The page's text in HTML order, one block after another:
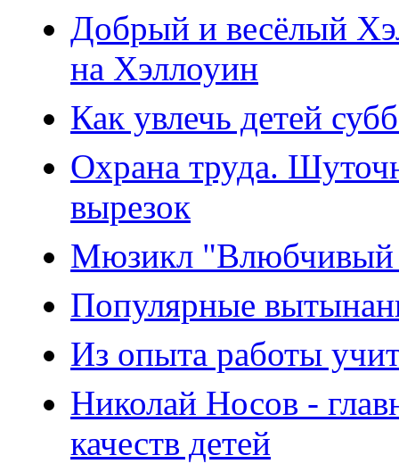
Добрый и весёлый
на Хэллоуин
Как увлечь детей
Охрана труда.
вырезок
Мюзикл "Влюбчивый
Популярные
Из опыта работы
Николай Носов -
качеств детей